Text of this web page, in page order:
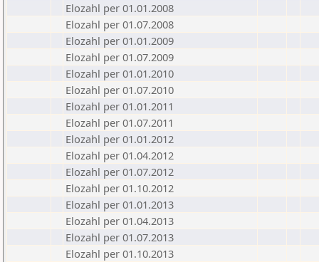
Elozahl per 01.01.2008
Elozahl per 01.07.2008
Elozahl per 01.01.2009
Elozahl per 01.07.2009
Elozahl per 01.01.2010
Elozahl per 01.07.2010
Elozahl per 01.01.2011
Elozahl per 01.07.2011
Elozahl per 01.01.2012
Elozahl per 01.04.2012
Elozahl per 01.07.2012
Elozahl per 01.10.2012
Elozahl per 01.01.2013
Elozahl per 01.04.2013
Elozahl per 01.07.2013
Elozahl per 01.10.2013